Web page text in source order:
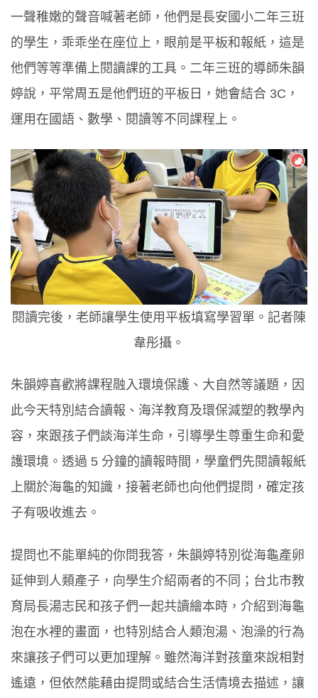
一聲稚嫩的聲音喊著老師，他們是長安國小二年三班
的學生，乖乖坐在座位上，眼前是平板和報紙，這是
他們等等準備上閱讀課的工具。二年三班的導師朱韻
婷說，平常周五是他們班的平板日，她會結合 3C，
運用在國語、數學、閱讀等不同課程上。
閱讀完後，老師讓學生使用平板填寫學習單。記者陳
韋彤攝。
朱韻婷喜歡將課程融入環境保護、大自然等議題，因
此今天特別結合讀報、海洋教育及環保減塑的教學內
容，來跟孩子們談海洋生命，引導學生尊重生命和愛
護環境。透過 5 分鐘的讀報時間，學童們先閱讀報紙
上關於海龜的知識，接著老師也向他們提問，確定孩
子有吸收進去。
提問也不能單純的你問我答，朱韻婷特別從海龜產卵
延伸到人類產子，向學生介紹兩者的不同；台北市教
育局長湯志民和孩子們一起共讀繪本時，介紹到海龜
泡在水裡的畫面，也特別結合人類泡湯、泡澡的行為
來讓孩子們可以更加理解。雖然海洋對孩童來說相對
遙遠，但依然能藉由提問或結合生活情境去描述，讓